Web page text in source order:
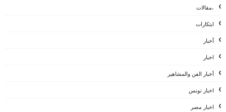
،مقالات
ابتكارات
أخبار
اخبار
أخبار الفن والمشاهير
اخبار تونس
اخبار مصر